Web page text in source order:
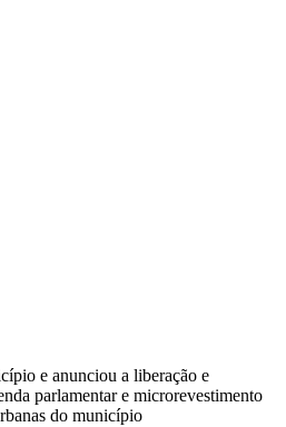
e anunciou a liberação e
parlamentar e microrevestimento
do município